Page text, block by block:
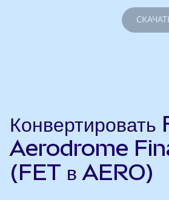
Aerodrome
(FET в AERO)